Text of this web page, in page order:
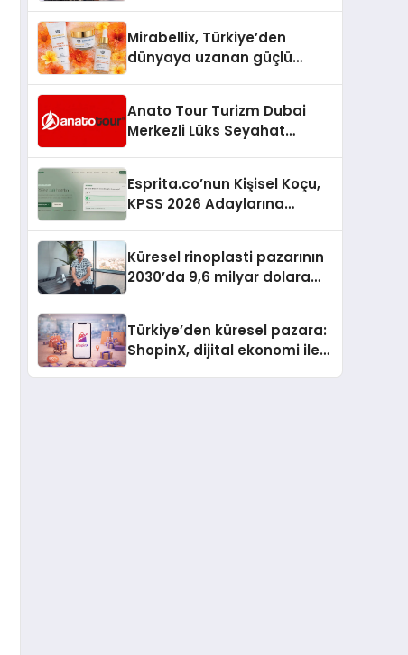
Mirabellix, Türkiye’den
dünyaya uzanan güçlü
Anato Tour Turizm Dubai
Merkezli Lüks Seyahat
Esprita.co’nun Kişisel Koçu,
KPSS 2026 Adaylarına
Küresel rinoplasti pazarının
2030’da 9,6 milyar dolara
Türkiye’den küresel pazara:
ShopinX, dijital ekonomi ile